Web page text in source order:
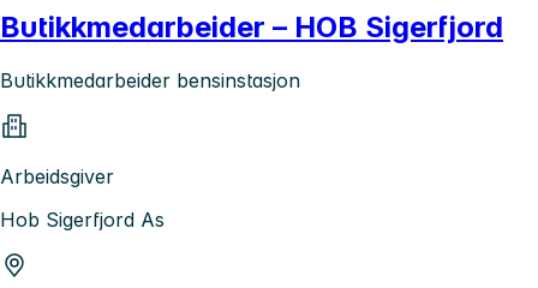
Butikkmedarbeider – HOB Sigerfjord
Butikkmedarbeider bensinstasjon
Arbeidsgiver
Hob Sigerfjord As